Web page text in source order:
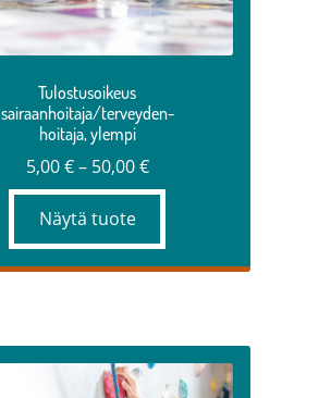
Tulostusoikeus
sairaanhoitaja/terveyden-
hoitaja, ylempi
5,00€ – 50,00€Hintaluokka:
5,00 €
50,00 €
Näytä tuote